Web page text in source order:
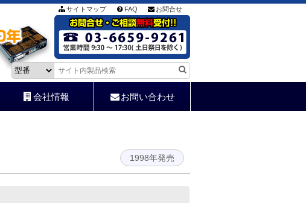
サイトマップ FAQ お問合せ
会社情報 お問い合わせ
1998年発売